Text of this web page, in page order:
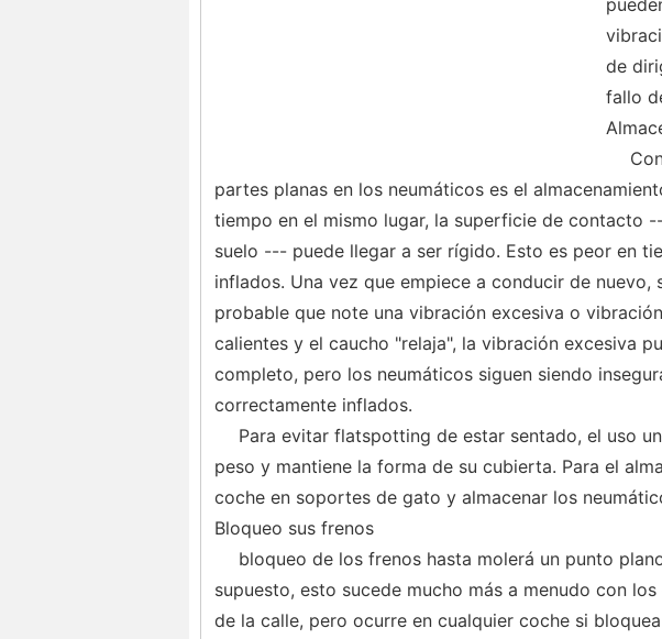
de
fallo
partes planas en los neumáticos es el
tiempo en el mismo lugar, la superficie de contacto
suelo --- puede llegar a ser rígido. Esto es peor en
inflados. Una vez que empiece a conducir de nuevo,
probable que note una vibración excesiva o
calientes y el caucho "relaja", la vibración excesiva
completo, pero los neumáticos siguen siendo
correctamente inflados.
Para evitar flatspotting de estar sentado, el uso
peso y mantiene la forma de su cubierta. Para el
coche en soportes de gato y almacenar los
Bloqueo sus frenos
bloqueo de los frenos hasta molerá un punto
supuesto, esto sucede mucho más a menudo con
de la calle, pero ocurre en cualquier coche si